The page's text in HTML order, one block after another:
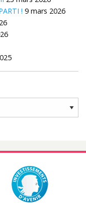
! 9 mars 2026